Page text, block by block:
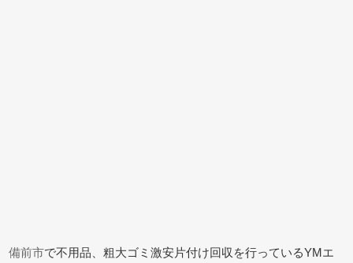
備前市で不用品、粗大ゴミ激安片付け回収を行っているYMエ